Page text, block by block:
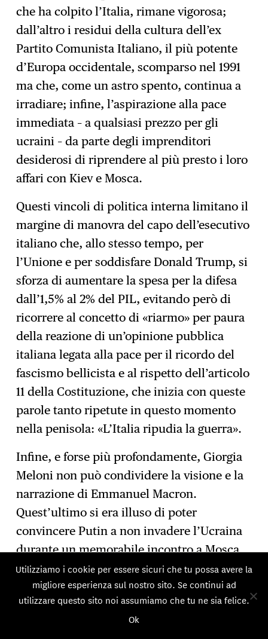
che ha colpito l’Italia, rimane vigorosa;
dall’altro i residui della cultura dell’ex
Partito Comunista Italiano, il più potente
d’Europa occidentale, scomparso nel 1991
ma che, come un astro spento, continua a
irradiare; infine, l’aspirazione alla pace
immediata – a qualsiasi prezzo per gli
ucraini – da parte degli imprenditori
desiderosi di riprendere al più presto i loro
affari con Kiev e Mosca.
Questi vincoli di politica interna limitano il
margine di manovra del capo dell’esecutivo
italiano che, allo stesso tempo, per
l’Unione e per soddisfare Donald Trump, si
sforza di aumentare la spesa per la difesa
dall’1,5% al 2% del PIL, evitando però di
ricorrere al concetto di «riarmo» per paura
della reazione di un’opinione pubblica
italiana legata alla pace per il ricordo del
fascismo bellicista e al rispetto dell’articolo
11 della Costituzione, che inizia con queste
parole tanto ripetute in questo momento
nella penisola: «L’Italia ripudia la guerra».
Infine, e forse più profondamente, Giorgia
Meloni non può condividere la visione e la
narrazione di Emmanuel Macron.
Quest’ultimo si era illuso di poter
convincere Putin a non invadere l’Ucraina
durante un memorabile incontro a Mosca,
dove i due uomini sedevano alle estremità
di un tavolo lungo sei metri il 6 febbraio
2022. Con l’attacco russo, ha capito che era
avvenuto un cambiamento storico e ha
Utilizziamo i cookie per essere sicuri che tu possa avere la
migliore esperienza sul nostro sito. Se continui ad
utilizzare questo sito noi assumiamo che tu ne sia felice.
Ok